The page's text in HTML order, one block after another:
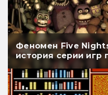
Феномен Five
история серии